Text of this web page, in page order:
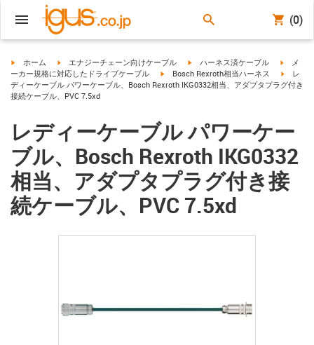
(0)
igus-icon-arrow-right
ホーム igus-icon-arrow-right
エナジーチェーン向けケーブル igus-icon-arrow-right
ハーネス済ケーブル igus-
メ
ーカー規格に対応したドライブケーブル
igus-icon-arrow-right
Bosch Rexroth相当ハーネス igus-
レ
ディーケーブル パワーケーブル、Bosch Rexroth IKG0332相当、アダプタプラグ付き
接続ケーブル、PVC 7.5xd
レディーケーブル パワーケー
ブル、Bosch Rexroth IKG0332
相当、アダプタプラグ付き接
続ケーブル、PVC 7.5xd